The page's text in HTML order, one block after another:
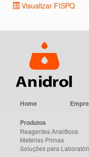
Visualizar FISPQ
Home
Produtos
Reagentes Analíticos
Matérias Primas
Soluções para